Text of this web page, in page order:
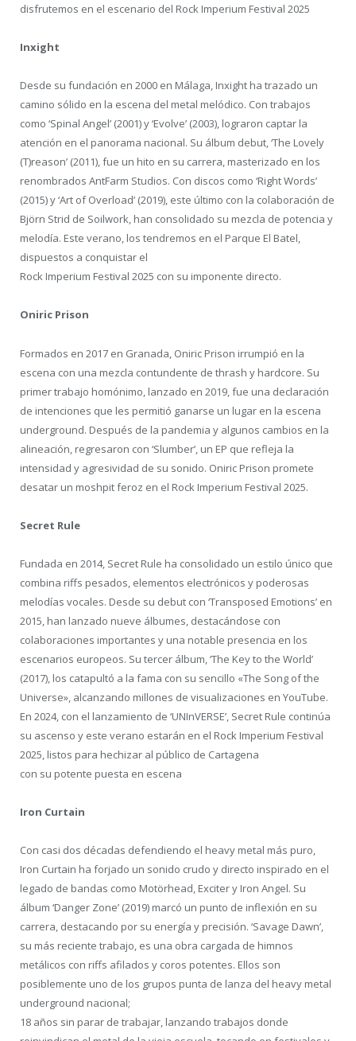
disfrutemos en el escenario del Rock Imperium Festival 2025
Inxight
Desde su fundación en 2000 en Málaga, Inxight ha trazado un
camino sólido en la escena del metal melódico. Con trabajos
como ‘Spinal Angel’ (2001) y ‘Evolve’ (2003), lograron captar la
atención en el panorama nacional. Su álbum debut, ‘The Lovely
(T)reason’ (2011), fue un hito en su carrera, masterizado en los
renombrados AntFarm Studios. Con discos como ‘Right Words’
(2015) y ‘Art of Overload’ (2019), este último con la colaboración de
Björn Strid de Soilwork, han consolidado su mezcla de potencia y
melodía. Este verano, los tendremos en el Parque El Batel,
dispuestos a conquistar el
Rock Imperium Festival 2025 con su imponente directo.
Oniric Prison
Formados en 2017 en Granada, Oniric Prison irrumpió en la
escena con una mezcla contundente de thrash y hardcore. Su
primer trabajo homónimo, lanzado en 2019, fue una declaración
de intenciones que les permitió ganarse un lugar en la escena
underground. Después de la pandemia y algunos cambios en la
alineación, regresaron con ‘Slumber’, un EP que refleja la
intensidad y agresividad de su sonido. Oniric Prison promete
desatar un moshpit feroz en el Rock Imperium Festival 2025.
Secret Rule
Fundada en 2014, Secret Rule ha consolidado un estilo único que
combina riffs pesados, elementos electrónicos y poderosas
melodías vocales. Desde su debut con ‘Transposed Emotions’ en
2015, han lanzado nueve álbumes, destacándose con
colaboraciones importantes y una notable presencia en los
escenarios europeos. Su tercer álbum, ‘The Key to the World’
(2017), los catapultó a la fama con su sencillo «The Song of the
Universe», alcanzando millones de visualizaciones en YouTube.
En 2024, con el lanzamiento de ‘UNInVERSE’, Secret Rule continúa
su ascenso y este verano estarán en el Rock Imperium Festival
2025, listos para hechizar al público de Cartagena
con su potente puesta en escena
Iron Curtain
Con casi dos décadas defendiendo el heavy metal más puro,
Iron Curtain ha forjado un sonido crudo y directo inspirado en el
legado de bandas como Motörhead, Exciter y Iron Angel. Su
álbum ‘Danger Zone’ (2019) marcó un punto de inflexión en su
carrera, destacando por su energía y precisión. ‘Savage Dawn’,
su más reciente trabajo, es una obra cargada de himnos
metálicos con riffs afilados y coros potentes. Ellos son
posiblemente uno de los grupos punta de lanza del heavy metal
underground nacional;
18 años sin parar de trabajar, lanzando trabajos donde